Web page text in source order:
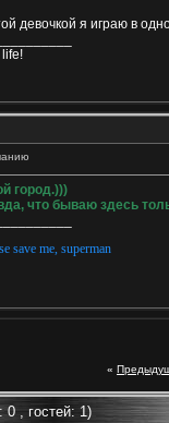
девочкой я играю в
life!
город.)))
что бываю здесь
save me, superman
«
0 , гостей: 1)